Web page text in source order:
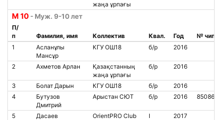
жаңа ұрпағы
М 10 - Муж. 9-10 лет
П/
п
Фамилия, имя Коллектив Квал. Год
№ чипа
1
Асланұлы
Мансұр
КГУ ОШ18 б/р 2016
2 Ахметов Арлан
Қазақстанның
жаңа ұрпағы
б/р 2016
3 Болат Дарын КГУ ОШ18 б/р
2016
4
Бутузов
Дмитрий
Арыстан СЮТ б/р 2016 8508608
5
Дасаев
OrientPRO Club I 2017